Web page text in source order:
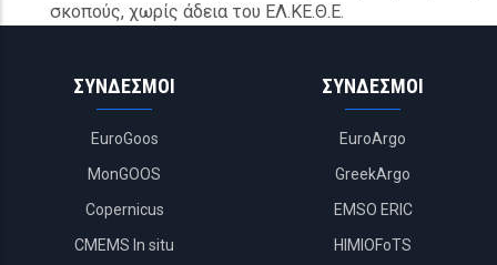
σκοπούς, χωρίς άδεια του ΕΛ.ΚΕ.Θ.Ε.
ΣΥΝΔΕΣΜΟΙ
EuroGoos
MonGOOS
Copernicus
CMEMS In situ
ΣΥΝΔΕΣΜΟΙ
EuroArgo
GreekArgo
EMSO ERIC
HIMIOFoTS